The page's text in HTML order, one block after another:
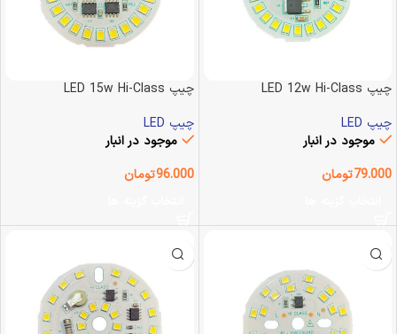
چیپ LED 12w Hi-Class
چیپ LED
موجود در انبار
79.000تومان
چیپ LED 15w Hi-Class
چیپ LED
موجود در انبار
96.000تومان